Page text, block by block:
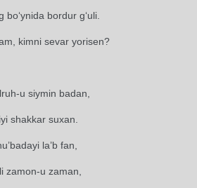
bo‘ynida bordur g‘uli.
kimni sevar yorisen?
u siymin badan,
shakkar suxan.
la’b fan,
zamon-u zaman,